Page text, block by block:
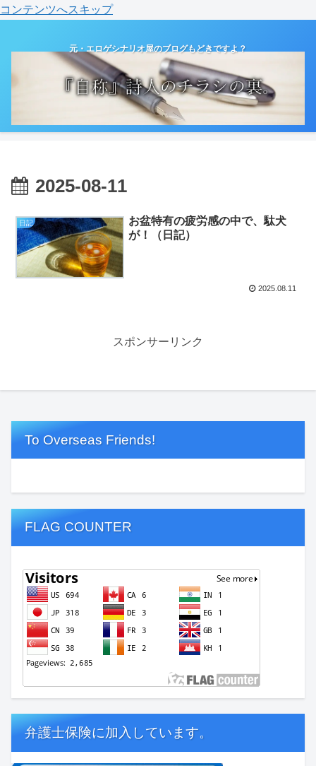
コンテンツへスキップ
元・エロゲシナリオ屋のブログもどきですよ？
2025-08-11
日記
お盆特有の疲労感の中で、駄犬
が！（日記）
2025.08.11
スポンサーリンク
To Overseas Friends!
FLAG COUNTER
弁護士保険に加入しています。